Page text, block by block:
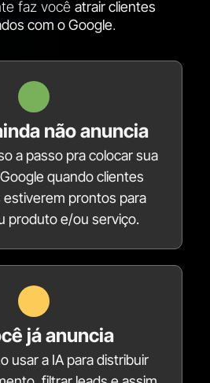
faz você atrair clientes
com o Google.
não anuncia
a passo pra colocar sua
quando clientes
prontos para
produto e/ou serviço.
já anuncia
usar a IA para distribuir